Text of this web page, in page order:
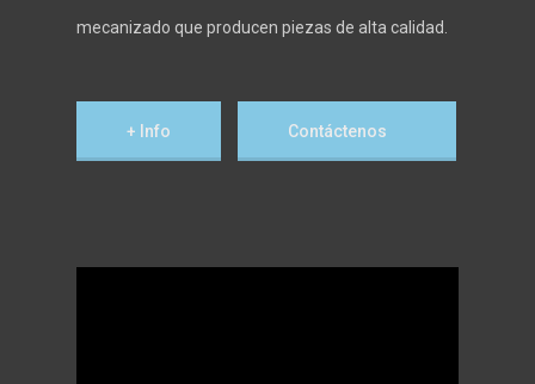
mecanizado que producen piezas de alta calidad.
+ Info Contáctenos